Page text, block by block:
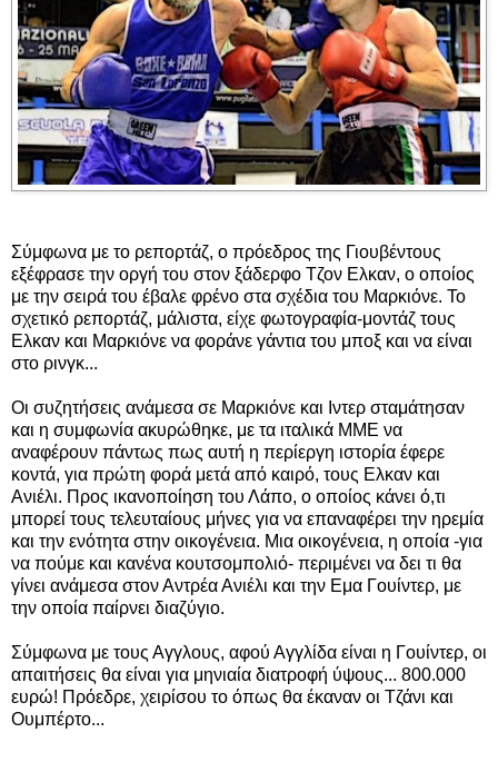
Σύμφωνα με το ρεπορτάζ, ο πρόεδρος της Γιουβέντους
εξέφρασε την οργή του στον ξάδερφο Τζον Ελκαν, ο οποίος
με την σειρά του έβαλε φρένο στα σχέδια του Μαρκιόνε. Το
σχετικό ρεπορτάζ, μάλιστα, είχε φωτογραφία-μοντάζ τους
Ελκαν και Μαρκιόνε να φοράνε γάντια του μποξ και να είναι
στο ρινγκ...
Οι συζητήσεις ανάμεσα σε Μαρκιόνε και Ιντερ σταμάτησαν
και η συμφωνία ακυρώθηκε, με τα ιταλικά ΜΜΕ να
αναφέρουν πάντως πως αυτή η περίεργη ιστορία έφερε
κοντά, για πρώτη φορά μετά από καιρό, τους Ελκαν και
Ανιέλι. Προς ικανοποίηση του Λάπο, ο οποίος κάνει ό,τι
μπορεί τους τελευταίους μήνες για να επαναφέρει την ηρεμία
και την ενότητα στην οικογένεια. Μια οικογένεια, η οποία -για
να πούμε και κανένα κουτσομπολιό- περιμένει να δει τι θα
γίνει ανάμεσα στον Αντρέα Ανιέλι και την Εμα Γουίντερ, με
την οποία παίρνει διαζύγιο.
Σύμφωνα με τους Αγγλους, αφού Αγγλίδα είναι η Γουίντερ, οι
απαιτήσεις θα είναι για μηνιαία διατροφή ύψους... 800.000
ευρώ! Πρόεδρε, χειρίσου το όπως θα έκαναν οι Τζάνι και
Ουμπέρτο...